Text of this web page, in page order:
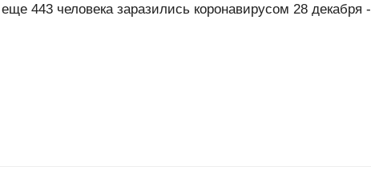
443 человека заразились коронавирусом 28 декабря -